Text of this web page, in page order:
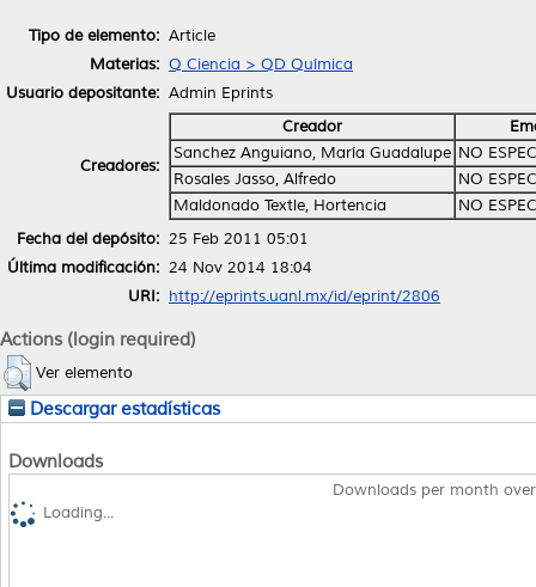
Tipo de elemento: Article
Materias: Q Ciencia > QD Química
Usuario depositante: Admin Eprints
Creadores:
Creador
Sanchez Anguiano, María Guadalupe NO
Rosales Jasso, Alfredo
NO
Maldonado Textle, Hortencia
NO
Fecha del depósito: 25 Feb 2011 05:01
Última modificación: 24 Nov 2014 18:04
URI: http://eprints.uanl.mx/id/eprint/2806
Actions (login required)
Ver elemento
Descargar estadísticas
Downloads
Downloads per month
Loading...